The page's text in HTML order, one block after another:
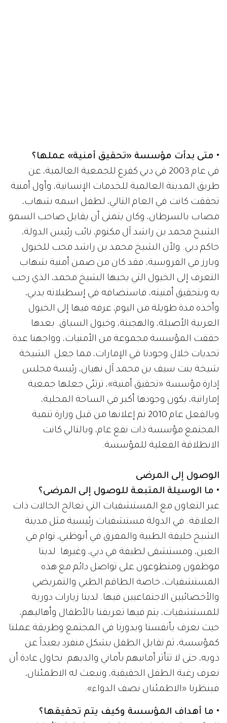
• متى بدأت مؤسسة «تحقيق أمنية» عملها؟
في عام 2003 في دبي كفرع للجمعية العالمية، عن
طريق المدينة العالمية للخدمات الإنسانية، وأول أمنية
تحققت كانت في العام التالي، لطفل اسمه شهاب،
مصاب بالسرطان، وكان يتمنى أن يقابل صاحب السمو
الشيخ محمد بن راشد آل مكتوم، نائب رئيس الدولة،
حاكم دبي. ولأن الشيخ محمد بن راشد محب للخيول
وبارز في الفروسية، فقد كان من ضمن أمنية شهاب
التعرف إلى الخيول التي يحبها الشيخ محمد، الذي رحب
به وبتحقيق أمنيته، فاستضافه في إسطبلاته بدبي،
وأخذه مدة طويلة من اليوم، عرفه فيها إلى الخيول
العربية الأصيلة، والهجينة، وخيول السباق. بعدها
حققت المؤسسة مجموعة من الأمنيات، وواجهنا عدة
تحديات خلال وجودنا في الإمارات، مما جعل الشيخة
شيخة بنت سيف بن محمد آل نهيان، رئيسة مجلس
إدارة مؤسسة «تحقيق أمنية»، ترتئي جعلها جمعية
إماراتية، يكون وجودها أكبر في الساحة المحلية،
وبالفعل عام 2010 تم إعلانها من قبل وزارة تنمية
المجتمع مؤسسة ذات نفع عام، وبالتالي كانت
الانطلاقة الفعلية للمؤسسة.
الوصول إلى المرضى
• ما الوسيلة المتبعة للوصول إلى المرضى؟
عبر التعاون مع المستشفيات التي تعالج الحالات ذات
العلاقة. في الدولة مستشفيات رئيسية مثل مدينة
الشيخ خليفة الطبية والمفرق في أبوظبي، توام في
العين، ومستشفى لطيفة في دبي، وغيرها. لدينا
موظفون ومتطوعون على تواصل دائم مع هذه
المستشفيات، خاصة الطاقم الطبي والتمريضي
والأخصائيين الاجتماعيين فيها. لدينا زيارات دورية
للمستشفيات، يتم فيها تعريفنا بالأطفال وأهاليهم،
حيث نعرف بأنفسنا وبدورنا في المجتمع وطريقة عملنا
كمؤسسة، ثم نقابل الطفل بشكل منفرد بعيداً عن
ذويه، حتى لا تتأثر أمانيهم بأماني والديهم. نحاول عادة أن
نعرف رغبة الطفل الحقيقية، ونبعث له الاطمئنان،
فبنظرنا «الاطمئنان نصف الدواء».
• ما أهداف المؤسسة وكيف يتم تحقيقها؟